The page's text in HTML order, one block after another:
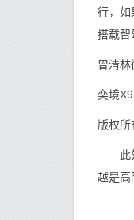
行，如
搭载智
曾清林
奕境X9
版权
此外
越是高